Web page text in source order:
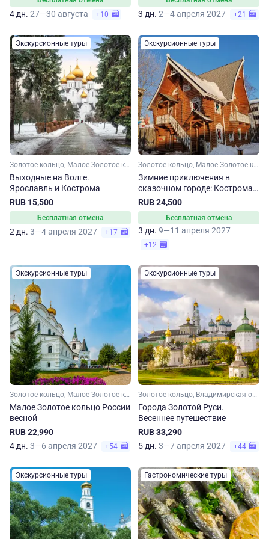
4 дн. 27—30 августа +10 3 дн. 2—4 апреля 2027 +21
Экскурсионные туры
Золотое кольцо, Малое Золотое кольцо, Ярославская область, Костромская область
Выходные на Волге.
Ярославль и Кострома
RUB 15,500
Бесплатная отмена
2 дн. 3—4 апреля 2027 +17
Экскурсионные туры
Золотое кольцо, Малое Золотое кольцо, Ярославская область, Костромская область
Зимние приключения в
сказочном городе: Кострома
для всей семьи
RUB 24,500
Бесплатная отмена
3 дн. 9—11 апреля 2027
+12
Экскурсионные туры
Золотое кольцо, Малое Золотое кольцо, Московская область, Владимирская область, Ярославская область, Костромская область, Ивановская область
Малое Золотое кольцо России
весной
RUB 22,990
4 дн. 3—6 апреля 2027 +54
Экскурсионные туры
Золотое кольцо, Владимирская область, Ивановская область, Костромская область, Ярославская область, Московская область, Малое Золотое кольцо
Города Золотой Руси.
Весеннее путешествие
RUB 33,290
5 дн. 3—7 апреля 2027 +44
Экскурсионные туры Гастрономические туры